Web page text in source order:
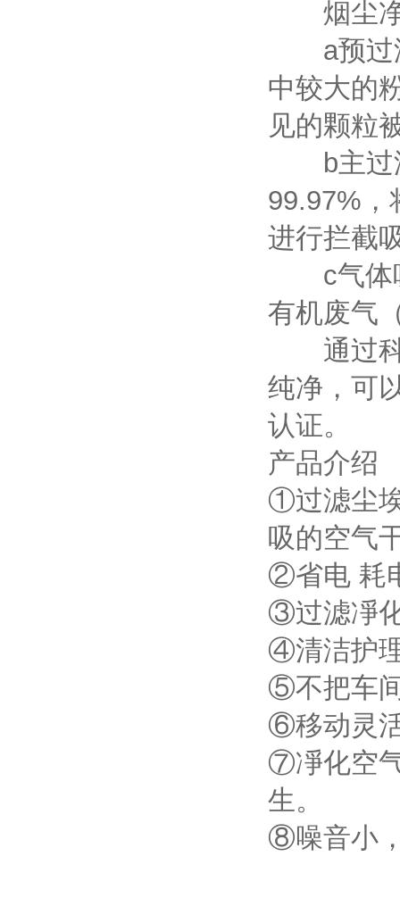
烟尘净
a预过滤
中较大的
见的颗粒
b主过滤
99.97%，
进行拦截
c气体吸
有机废气
通过科
纯净，可
认证。
产品介绍
①过滤尘
吸的空气
②省电 耗
③过滤凈
④清洁护
⑤不把车
⑥移动灵
⑦凈化空
生。
⑧噪音小